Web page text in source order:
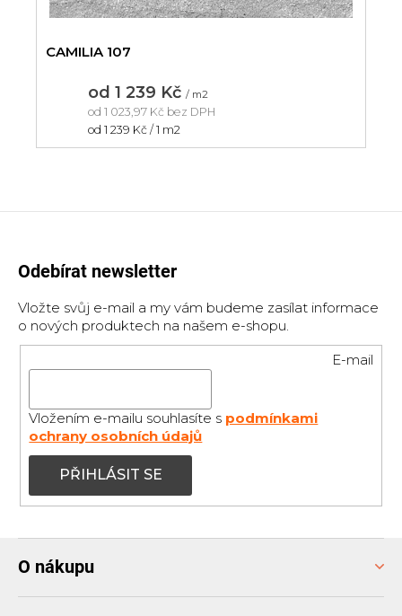
CAMILIA 107
od 1 239 Kč / m2
od 1 023,97 Kč bez DPH
Měrná
od 1 239 Kč / 1 m2
Odebírat newsletter
Vložte svůj e-mail a my vám budeme zasílat informace
o nových produktech na našem e-shopu.
E-mail
Vložením e-mailu souhlasíte s podmínkami
ochrany osobních údajů
PŘIHLÁSIT SE
O nákupu